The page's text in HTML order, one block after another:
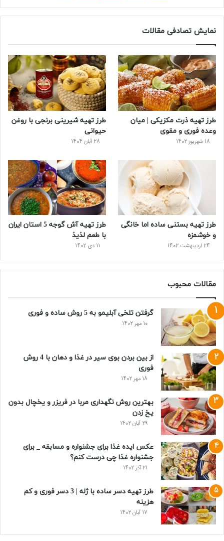
نمایش تصادفی مقالات
طرز تهیه ذرت مکزیکی | میان
وعده فوری و مقوی
18 شهریور 1402
طرز تهیه شیرینی برنجی با روغن
حیوانی
28 آبان 1404
طرز تهیه بستنی ساده اما خانگی
و خوشمزه
24 اردیبهشت 1402
طرز تهیه آش گوجه 5 استان ایران
با طعم لذیذ
11 دی 1402
مقالات محبوب
گرفتن تلخی آبلیمو به 5 روش ساده و فوری
10 مهر 1402
از بین بردن بوی سیر در غذا و دهان با 4 روش
فوری
18 مهر 1402
بهترین روش نگهداری مربا در فریزر و یخچال بدون
یخ زدن
29 آبان 1402
عکس ایده غذا برای جشنواره و مسابقه _ برای
جشنواره غذا چی درست کنم؟
21 آذر 1402
طرز تهیه دسر ساده با ژله | 3 دسر فوری و کم
هزینه
17 آبان 1402